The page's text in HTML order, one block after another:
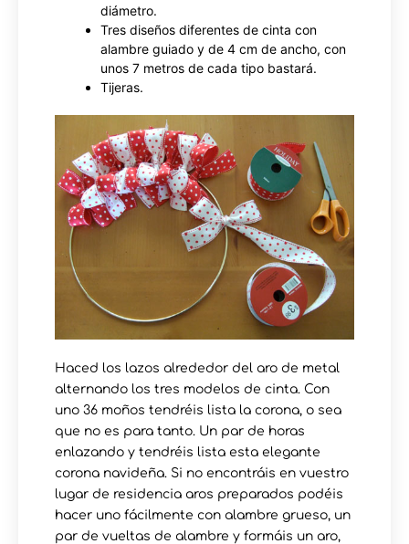
diámetro.
Tres diseños diferentes de cinta con
alambre guiado y de 4 cm de ancho, con
unos 7 metros de cada tipo bastará.
Tijeras.
Haced los lazos alrededor del aro de metal
alternando los tres modelos de cinta. Con
uno 36 moños tendréis lista la corona, o sea
que no es para tanto. Un par de horas
enlazando y tendréis lista esta elegante
corona navideña. Si no encontráis en vuestro
lugar de residencia aros preparados podéis
hacer uno fácilmente con alambre grueso, un
par de vueltas de alambre y formáis un aro,